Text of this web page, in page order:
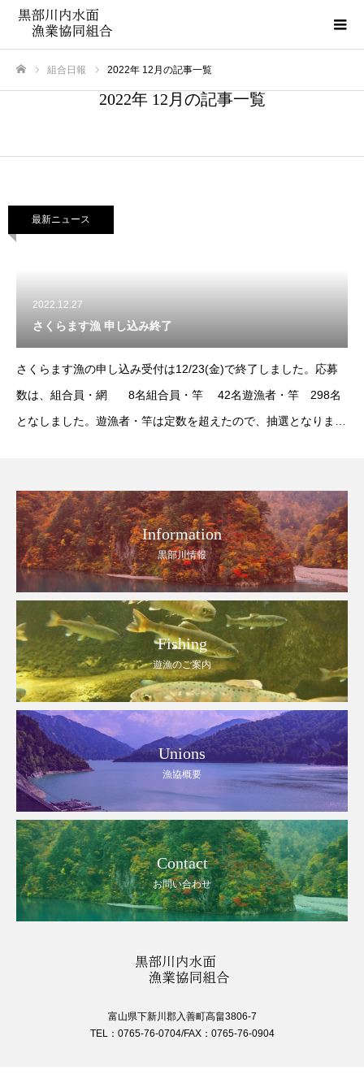
組合日報 2022年 12月の記事一覧
2022年 12月の記事一覧
最新ニュース
2022.12.27
さくらます漁 申し込み終了
さくらます漁の申し込み受付は12/23(金)で終了しました。応募
数は、組合員・網 8名組合員・竿 42名遊漁者・竿 298名
となしました。遊漁者・竿は定数を超えたので、抽選となりま
Information
黒部川情報
Fishing
遊漁のご案内
Unions
漁協概要
Contact
お問い合わせ
富山県下新川郡入善町高畠3806-7
TEL：0765-76-0704/FAX：0765-76-0904